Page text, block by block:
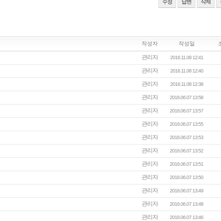
수정 답변 삭제
작성자 작성일
관리자 2016.11.08 12:41
관리자 2016.11.08 12:40
관리자 2016.11.08 12:38
관리자 2016.06.07 13:58
관리자 2016.06.07 13:57
관리자 2016.06.07 13:55
관리자 2016.06.07 13:53
관리자 2016.06.07 13:52
관리자 2016.06.07 13:51
관리자 2016.06.07 13:50
관리자 2016.06.07 13:49
관리자 2016.06.07 13:48
관리자 2016.06.07 13:46